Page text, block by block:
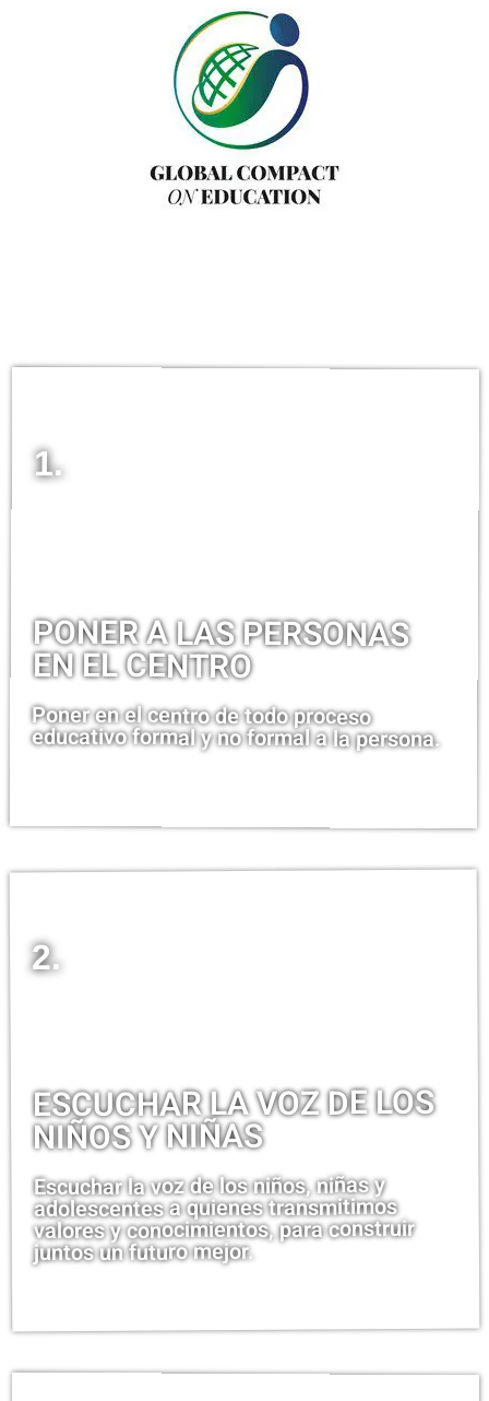
1.
PONER A LAS PERSONAS
EN EL CENTRO
Poner en el centro de todo proceso
educativo formal y no formal a la persona.
2.
ESCUCHAR LA VOZ DE LOS
NIÑOS Y NIÑAS
Escuchar la voz de los niños, niñas y
adolescentes a quienes transmitimos
valores y conocimientos, para construir
juntos un futuro mejor.